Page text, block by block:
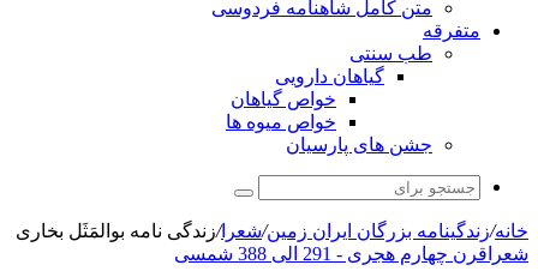
متن کامل شاهنامه فردوسی
متفرقه
طب سنتی
گیاهان دارویی
خواص گیاهان
خواص میوه ها
جشن های پارسیان
جستجو
برای
خانه/زندگینامه بزرگان ایران زمین/شعرا/زندگی نامه بوالمَثَل بخاری
شعرا قرن چهارم هجری - 291 الی 388 شمسی